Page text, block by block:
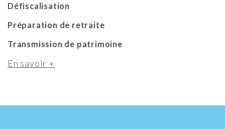
Défiscalisation
Préparation de retraite
Transmission de patrimoine
En savoir +